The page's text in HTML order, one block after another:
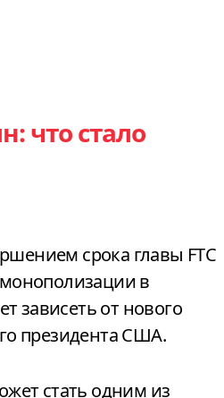
что стало
срока главы FTC
в
зависеть от нового
президента США.
стать одним из